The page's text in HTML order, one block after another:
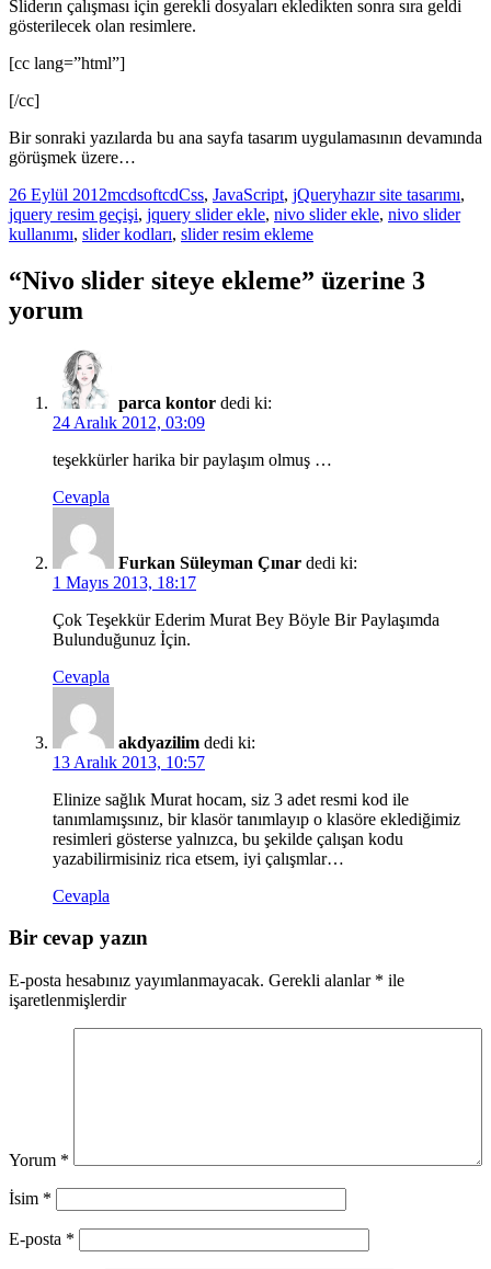
Sliderın çalışması için gerekli dosyaları ekledikten sonra sıra geldi
gösterilecek olan resimlere.
[cc lang=”html”]
[/cc]
Bir sonraki yazılarda bu ana sayfa tasarım uygulamasının devamında
görüşmek üzere…
Yayın
tarihi
26 Eylül 2012Yazar
mcdsoftcdKategoriler
Css, JavaScript, jQueryEtiketler
hazır site tasarımı,
jquery resim geçişi, jquery slider ekle, nivo slider ekle, nivo slider
kullanımı, slider kodları, slider resim ekleme
“Nivo slider siteye ekleme” üzerine 3
yorum
parca kontor dedi ki:
24 Aralık 2012, 03:09
teşekkürler harika bir paylaşım olmuş …
Cevapla
Furkan Süleyman Çınar dedi ki:
1 Mayıs 2013, 18:17
Çok Teşekkür Ederim Murat Bey Böyle Bir Paylaşımda
Bulunduğunuz İçin.
Cevapla
akdyazilim dedi ki:
13 Aralık 2013, 10:57
Elinize sağlık Murat hocam, siz 3 adet resmi kod ile
tanımlamışsınız, bir klasör tanımlayıp o klasöre eklediğimiz
resimleri gösterse yalnızca, bu şekilde çalışan kodu
yazabilirmisiniz rica etsem, iyi çalışmlar…
Cevapla
Bir cevap yazın
E-posta hesabınız yayımlanmayacak. Gerekli alanlar * ile
işaretlenmişlerdir
Yorum *
İsim *
E-posta *